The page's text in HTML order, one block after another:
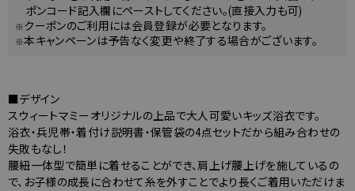
ポンコード記入欄にペーストしてください。(直接入力も可)
クーポンのご利用には会員登録が必要となります。
本キャンペーンは予告なく変更や終了する場合がございます。
■デザイン
スウィートマミーオリジナルの上品で大人可愛いキッズ浴衣です。
浴衣・兵児帯・着付け説明書・保管袋の4点セットだから組み合わせの
失敗もなし！
腰紐一体型で簡単に着せることができ、肩上げ腰上げを施しているの
で、お子様の成長に合わせて糸を外すことでより長くご着用いただけま